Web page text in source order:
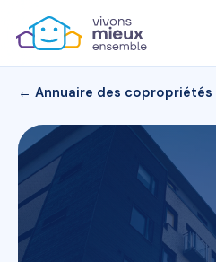
← Annuaire des copropriétés